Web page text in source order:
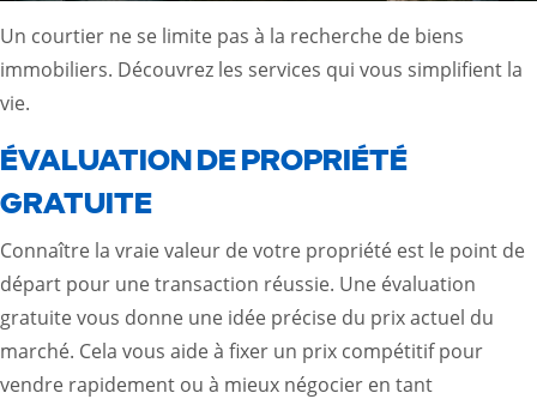
Un courtier ne se limite pas à la recherche de biens
immobiliers. Découvrez les services qui vous simplifient la
vie.
ÉVALUATION DE PROPRIÉTÉ
GRATUITE
Connaître la vraie valeur de votre propriété est le point de
départ pour une transaction réussie. Une évaluation
gratuite vous donne une idée précise du prix actuel du
marché. Cela vous aide à fixer un prix compétitif pour
vendre rapidement ou à mieux négocier en tant